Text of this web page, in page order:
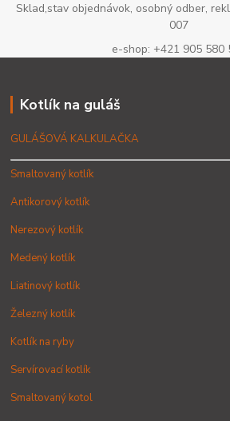
Sklad,stav objednávok, osobný odber,
007
e-shop: +421 905 580
Kotlík na guláš
GULÁŠOVÁ KALKULAČKA
Smaltovaný kotlík
Antikorový kotlík
Nerezový kotlík
Medený kotlík
Liatinový kotlík
Železný kotlík
Kotlík na ryby
Servírovací kotlík
Smaltovaný kotol